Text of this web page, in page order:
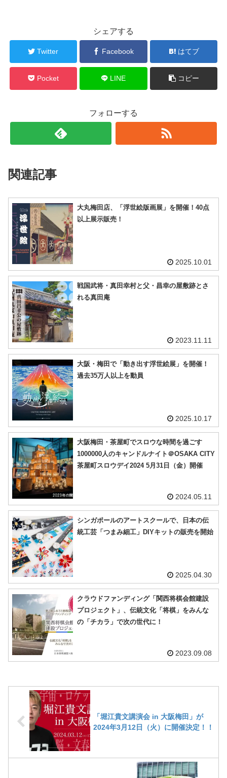
シェアする
Twitter Facebook はてブ
Pocket LINE コピー
フォローする
関連記事
大丸梅田店、「浮世絵版画展」を開催！40点
以上展示販売！
2025.10.01
戦国武将・真田幸村と父・昌幸の屋敷跡とさ
れる真田庵
2023.11.11
大阪・梅田で「動き出す浮世絵展」を開催！
過去35万人以上を動員
2025.10.17
大阪梅田・茶屋町でスロウな時間を過ごす
1000000人のキャンドルナイト＠OSAKA CITY
茶屋町スロウデイ2024 5月31日（金）開催
2024.05.11
シンガポールのアートスクールで、日本の伝
統工芸「つまみ細工」DIYキットの販売を開始
2025.04.30
クラウドファンディング「関西将棋会館建設
プロジェクト」、伝統文化「将棋」をみんな
の「チカラ」で次の世代に！
2023.09.08
「堀江貴文講演会 in 大阪梅田」が
2024年3月12日（火）に開催決定！！